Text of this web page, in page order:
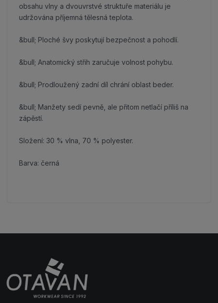
obsahu vlny a dvouvrstvé struktuře materiálu je
udržována příjemná tělesná teplota.
&bull; Ploché švy poskytují bezpečnost a pohodlí.
&bull; Anatomický střih zaručuje volnost pohybu.
&bull; Prodloužený zadní díl chrání oblast beder.
&bull; Manžety sedí pevně, ale přitom netlačí příliš na
zápěstí.
Složení: 30 % vlna, 70 % polyester.
Barva: černá